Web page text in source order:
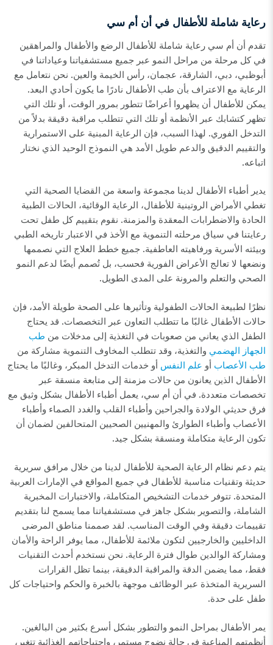
رعاية شاملة للأطفال في أن أم سي
تقدم أن أم سي رعاية شاملة للأطفال الرضع والأطفال والمراهقين
في كل مرحلة من مراحل النمو عبر جميع مستشفياتنا وعياداتنا في
أبوظبي، دبي، الشارقة، عجمان، رأس الخيمة والعين. نحن نتعامل مع
الرعاية مع الاعتراف بأن طب الأطفال نادرًا ما يكون أحادي البعد.
يمكن للأطفال أن يظهروا أعراضًا تتطور بمرور الوقت، أو تلك التي
تظهر كتشابك عبر الأنظمة أو تلك التي تتطلب مراقبة دقيقة بدلاً من
التدخل الفوري. لهذا السبب، فإن الرعاية المبنية على الاستمرارية
والتقييم الدقيق والدعم طويل الأمد هي النموذج الوحيد الذي نختار
اتباعه.
يدير أطباء الأطفال لدينا مجموعة واسعة من القضايا الصحية التي
تغطي الأمراض الروتينية للأطفال، الرعاية الوقائية، الحالات الطبية
الحادة والاضطرابات المعقدة والمزمنة. نقوم بتقييم كل طفل تحت
رعايتنا في سياق مرحلته التنموية مع الأخذ في الاعتبار تاريخه الطبي
وبيئته الأسرية ورفاهيته العاطفية. جميع خطط العلاج التي نصممها
ونضعها لا تعالج الأعراض الفورية فحسب، بل تُصمم أيضًا لدعم النمو
الصحي والتعلم والمرونة على المدى الطويل.
نظرًا لطبيعة الحالات الطفولية وتأثيرها على الصحة طويلة الأمد، فإن
حالات الأطفال غالبًا ما تتطلب التعاون عبر التخصصات. قد يحتاج
الطفل الذي يعاني من صعوبات في التغذية إلى مدخلات من طب
الجهاز الهضمي والتغذية، وقد تتطلب المخاوف التنموية مشاركة من
طب الأعصاب أو علم النفس أو خدمات التدخل المبكر، وغالبًا ما يحتاج
الأطفال الذين يعانون من حالات مزمنة إلى متابعة منسقة عبر
تخصصات متعددة. في أن أم سي، يعمل أطباء الأطفال بشكل وثيق مع
فرق حديثي الولادة والجراحين وأطباء القلب والغدد الصماء وأطباء
الأعصاب وأطباء الطوارئ والمهنيين الصحيين المتحالفين لضمان أن
تكون الرعاية متكاملة ومنسقة بشكل جيد.
يتم دعم نظام الرعاية الصحية للأطفال لدينا من خلال مرافق سريرية
حديثة وتقنيات مناسبة للأطفال في جميع المواقع في الإمارات العربية
المتحدة. تتوفر خدمات التشخيص المتكاملة، والاختبارات المخبرية
الشاملة، والتصوير بشكل جاهز في مستشفياتنا مما يسمح لنا بتقديم
تقييمات دقيقة وفي الوقت المناسب. لقد صممنا مناطق المرضى
الداخليين والخارجيين لتكون ملائمة للأطفال، مما يوفر الراحة والأمان
ومشاركة الوالدين طوال فترة الرعاية. نحن نستخدم أحدث التقنيات
فقط، مما يضمن الدقة والمراقبة الدقيقة، بينما تظل القرارات
السريرية المتخذة عبر الوظائف موجهة بالخبرة والحكم واحتياجات كل
طفل على حدة.
يمر الأطفال بمراحل النمو والتطور بشكل أسرع بكثير من البالغين.
أنظمتهم المناعية في حالة نضوج مستمر، واحتياجاتهم الغذائية تتغير،